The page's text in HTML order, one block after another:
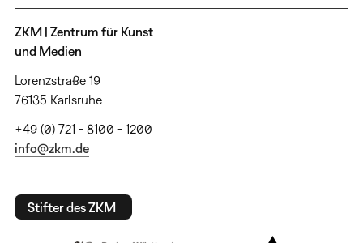
ZKM | Zentrum für Kunst
und Medien
Lorenzstraße 19
76135 Karlsruhe
+49 (0) 721 - 8100 - 1200
info@zkm.de
Stifter des ZKM